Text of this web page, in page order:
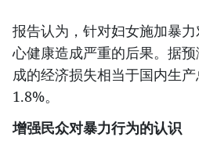
报告认为，针对妇女施加暴
心健康造成严重的后果。据
成的经济损失相当于国内生
1.8%。
增强民众对暴力行为的认识